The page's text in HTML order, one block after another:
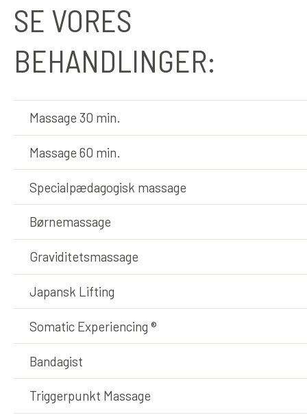
SE VORES
BEHANDLINGER:
Massage 30 min.
Massage 60 min.
Specialpædagogisk massage
Børnemassage
Graviditetsmassage
Japansk Lifting
Somatic Experiencing ®
Bandagist
Triggerpunkt Massage